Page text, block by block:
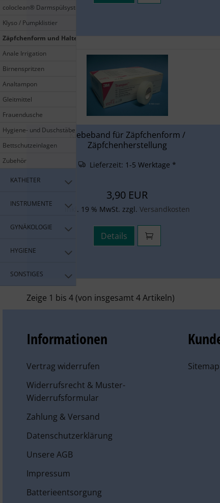
coloclean® Darmspülsystem
Klyso / Pumpklistier
Zäpfchenform und Halterung
Anale Irrigation
Birnenspritzen
Analtampon
Gleitmittel
Frauendusche
Hygiene- und Duschstäbe
Bettschutzeinlagen
Zubehör
KATHETER
INSTRUMENTE
GYNÄKOLOGIE
HYGIENE
SONSTIGES
Klebeband für Zäpfchenform /
Zäpfchenherstellung
Lieferzeit: 1-5 Werktage *
3,90 EUR
inkl. 19 % MwSt. zzgl. Versandkosten
Details
Zeige 1 bis 4(von insgesamt 4Artikeln)
Informationen
Vertrag widerrufen
Widerrufsrecht & Muster-
Widerrufsformular
Zahlung & Versand
Datenschutzerklärung
Unsere AGB
Impressum
Batterieentsorgung
Sitemap